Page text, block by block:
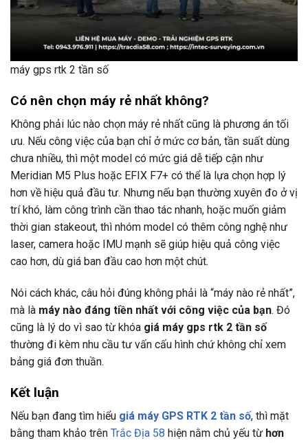
máy gps rtk 2 tần số
Có nên chọn máy rẻ nhất không?
Không phải lúc nào chọn máy rẻ nhất cũng là phương án tối
ưu. Nếu công việc của bạn chỉ ở mức cơ bản, tần suất dùng
chưa nhiều, thì một model có mức giá dễ tiếp cận như
Meridian M5 Plus hoặc EFIX F7+ có thể là lựa chọn hợp lý
hơn về hiệu quả đầu tư. Nhưng nếu bạn thường xuyên đo ở vị
trí khó, làm công trình cần thao tác nhanh, hoặc muốn giảm
thời gian stakeout, thì nhóm model có thêm công nghệ như
laser, camera hoặc IMU mạnh sẽ giúp hiệu quả công việc
cao hơn, dù giá ban đầu cao hơn một chút.
Nói cách khác, câu hỏi đúng không phải là “máy nào rẻ nhất”,
mà là máy nào đáng tiền nhất với công việc của bạn. Đó
cũng là lý do vì sao từ khóa giá máy gps rtk 2 tần số
thường đi kèm nhu cầu tư vấn cấu hình chứ không chỉ xem
bảng giá đơn thuần.
Kết luận
Nếu bạn đang tìm hiểu giá máy GPS RTK 2 tần số, thì mặt
bằng tham khảo trên Trắc Địa 58 hiện nằm chủ yếu từ hơn